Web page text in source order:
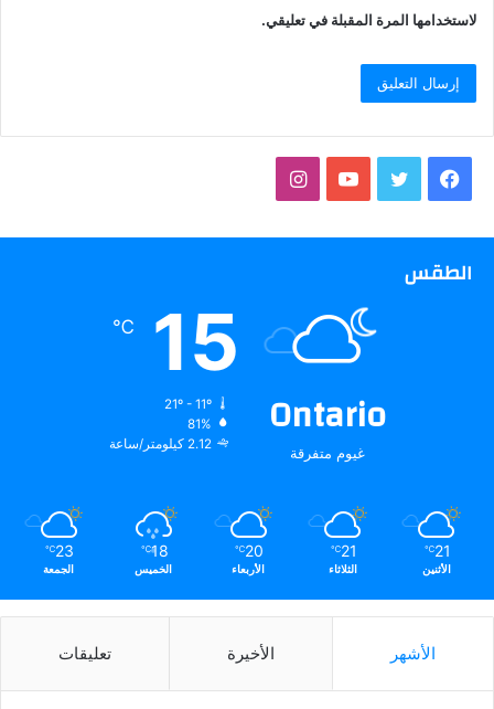
لاستخدامها المرة المقبلة في تعليقي.
فيسبوك تويتر يوتيوبانستقرام
الطقس
Ontario
غيوم متفرقة
15
℃
21º - 11º
81%
2.12 كيلومتر/ساعة
21
℃
الأثنين
21
℃
الثلاثاء
20
℃
الأربعاء
18
℃
الخميس
23
℃
الجمعة
الأشهر الأخيرة تعليقات